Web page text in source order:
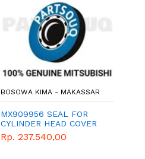
BOSOWA KIMA - MAKASSAR
MX909956 SEAL FOR
CYLINDER HEAD COVER
Rp. 237.540,00